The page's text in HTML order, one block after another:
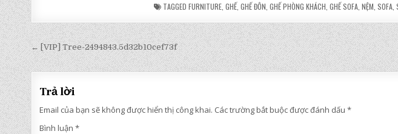
TAGGED FURNITURE, GHẾ, GHẾ ĐÔN GHẾ PHÒNG KHÁCH GHẾ SOFA, NỆM SOFA,
Điều
hướng
bài
viết
← [VIP] Tree-2494843.5d32b10cef73f
Trả lời
Email của bạn sẽ không được hiển thị công khai. Các trường bắt buộc được đánh dấu*
Bình luận*